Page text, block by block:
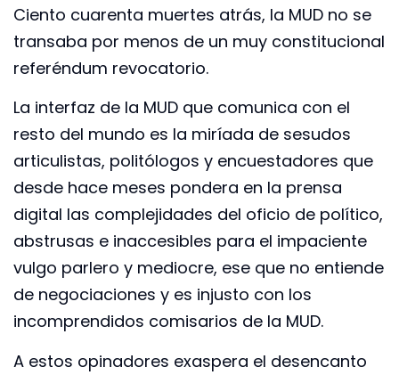
Ciento cuarenta muertes atrás, la MUD no se
transaba por menos de un muy constitucional
referéndum revocatorio.
La interfaz de la MUD que comunica con el
resto del mundo es la miríada de sesudos
articulistas, politólogos y encuestadores que
desde hace meses pondera en la prensa
digital las complejidades del oficio de político,
abstrusas e inaccesibles para el impaciente
vulgo parlero y mediocre, ese que no entiende
de negociaciones y es injusto con los
incomprendidos comisarios de la MUD.
A estos opinadores exaspera el desencanto